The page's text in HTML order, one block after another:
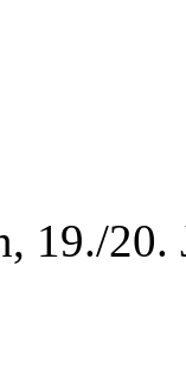
19./20.